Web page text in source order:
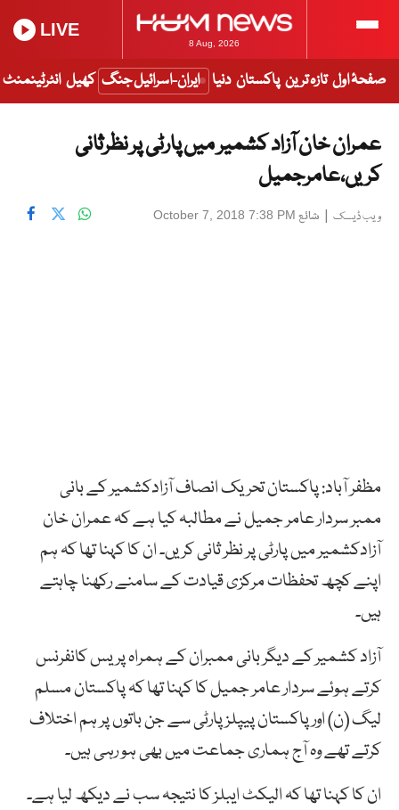
8 Aug, 2026
LIVE
صفحۂ اول تازہ ترین پاکستان دنیا ایران-اسرائیل جنگ کھیل انٹرٹینمنٹ
عمران خان آزاد کشمیر میں پارٹی پر نظرثانی
کریں،عامرجمیل
ویب ڈیسک | شائع October 7, 2018 7:38 PM
مظفر آباد: پاکستان تحریک انصاف آزادکشمیر کے بانی
ممبر سردار عامر جمیل نے مطالبہ کیا ہے کہ عمران خان
آزادکشمیر میں پارٹی پر نظر ثانی کریں۔ ان کا کہنا تھا کہ ہم
اپنے کچھ تحفظات مرکزی قیادت کے سامنے رکھنا چاہتے
ہیں۔
آزاد کشمیر کے دیگر بانی ممبران کے ہمراہ پریس کانفرنس
کرتے ہوئے سردار عامر جمیل کا کہنا تھا کہ پاکستان مسلم
لیگ (ن) اور پاکستان پیپلز پارٹی سے جن باتوں پر ہم اختلاف
کرتے تھے وہ آج ہماری جماعت میں بھی ہو رہی ہیں۔
ان کا کہنا تھا کہ الیکٹ ایبلز کا نتیجہ سب نے دیکھ لیا ہے۔